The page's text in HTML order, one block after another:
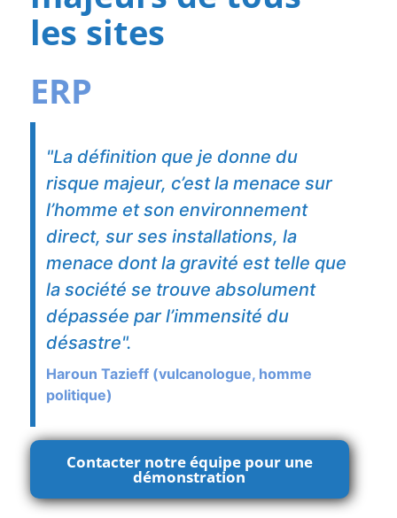
les sites
Mairies
"La définition que je donne du
risque majeur, c’est la menace sur
l’homme et son environnement
direct, sur ses installations, la
menace dont la gravité est telle que
la société se trouve absolument
dépassée par l’immensité du
désastre".
Haroun Tazieff (vulcanologue, homme
politique)
Contacter notre équipe pour une
démonstration